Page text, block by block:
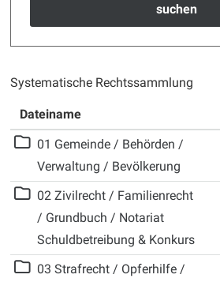
suchen
Systematische Rechtssammlung
Dateiname
Ebene 1:01 Gemeinde / Behörden /
Verwaltung / Bevölkerung
Ebene 1:02 Zivilrecht / Familienrecht
/ Grundbuch / Notariat
Schuldbetreibung & Konkurs
Ebene 1:03 Strafrecht / Opferhilfe /